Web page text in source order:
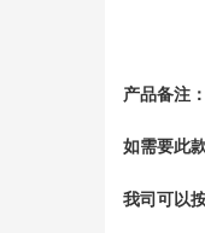
产品备注 ：
如需要此
我司可以